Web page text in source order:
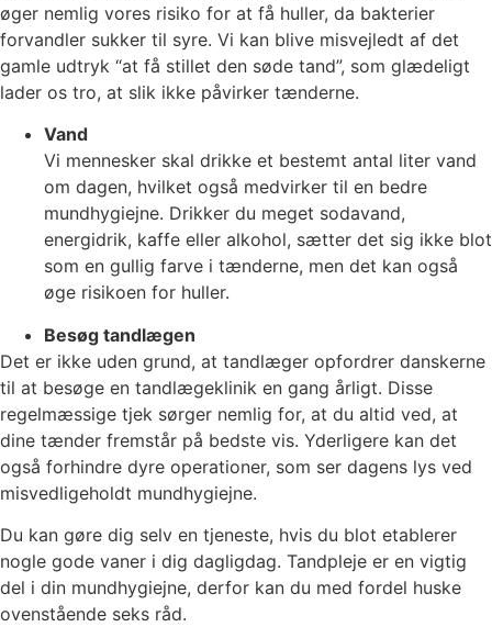
øger nemlig vores risiko for at få huller, da bakterier
forvandler sukker til syre. Vi kan blive misvejledt af det
gamle udtryk “at få stillet den søde tand”, som glædeligt
lader os tro, at slik ikke påvirker tænderne.
Vand
Vi mennesker skal drikke et bestemt antal liter vand
om dagen, hvilket også medvirker til en bedre
mundhygiejne. Drikker du meget sodavand,
energidrik, kaffe eller alkohol, sætter det sig ikke blot
som en gullig farve i tænderne, men det kan også
øge risikoen for huller.
Besøg tandlægen
Det er ikke uden grund, at tandlæger opfordrer danskerne
til at besøge en tandlægeklinik en gang årligt. Disse
regelmæssige tjek sørger nemlig for, at du altid ved, at
dine tænder fremstår på bedste vis. Yderligere kan det
også forhindre dyre operationer, som ser dagens lys ved
misvedligeholdt mundhygiejne.
Du kan gøre dig selv en tjeneste, hvis du blot etablerer
nogle gode vaner i dig dagligdag. Tandpleje er en vigtig
del i din mundhygiejne, derfor kan du med fordel huske
ovenstående seks råd.